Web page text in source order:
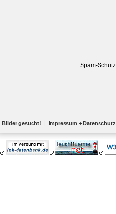
Spam-Schutz
Bilder gesucht! | Impressum + Datenschutz